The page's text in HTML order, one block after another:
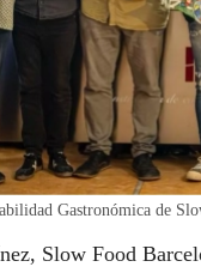
Gastronómica de
Slow Food